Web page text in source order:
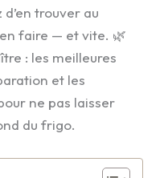
trouver au
faire — et vite. 🌿
: les meilleures
et les
ne pas laisser
du frigo.